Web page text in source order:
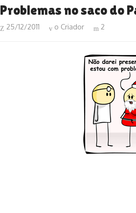
Problemas no saco do
25/12/2011 o Criador 2